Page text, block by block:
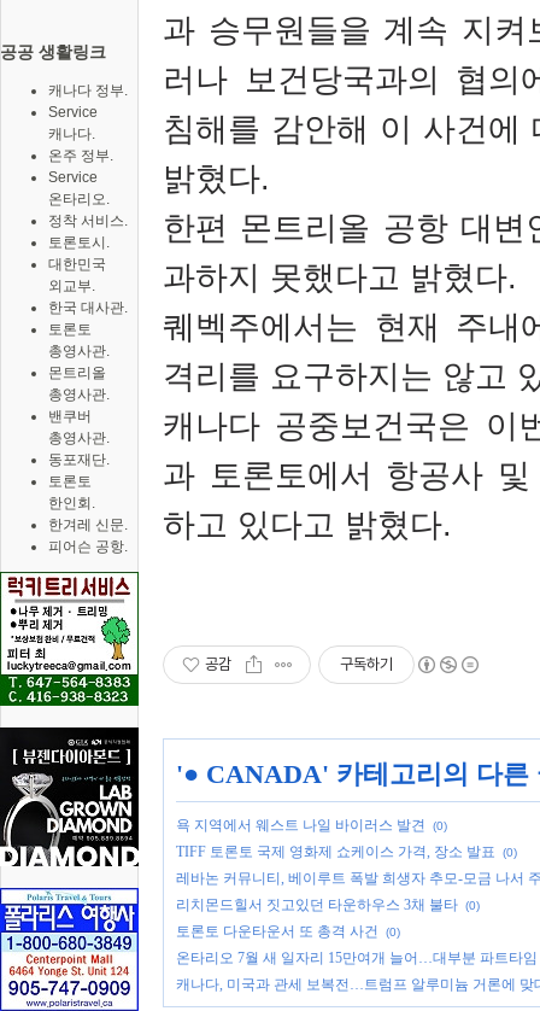
공공 생활링크
캐나다 정부.
Service
캐나다.
온주 정부.
Service
온타리오.
정착 서비스.
토론토시.
대한민국
외교부.
한국 대사관.
토론토
총영사관.
몬트리올
총영사관.
밴쿠버
총영사관.
동포재단.
토론토
한인회.
한겨레 신문.
피어슨 공항.
과 승무원들을 계속 지
러나 보건당국과의 협
침해를 감안해 이 사건에
밝혔다.
한편 몬트리올 공항 대
과하지 못했다고 밝혔다.
퀘벡주에서는 현재 주
격리를 요구하지는 않고
캐나다 공중보건국은 이
과 토론토에서 항공사
하고 있다고 밝혔다.
공감 구독하기
'● CANADA' 카테고리의 다른
욕 지역에서 웨스트 나일 바이러스 발견 (0)
TIFF 토론토 국제 영화제 쇼케이스 가격, 장소 발표 (0)
레바논 커뮤니티, 베이루트 폭발 희생자 추모-모금 나서
리치몬드힐서 짓고있던 타운하우스 3채 불타 (0)
토론토 다운타운서 또 총격 사건 (0)
온타리오 7월 새 일자리 15만여개 늘어…대부분 파트타임
캐나다, 미국과 관세 보복전…트럼프 알루미늄 거론에 맞